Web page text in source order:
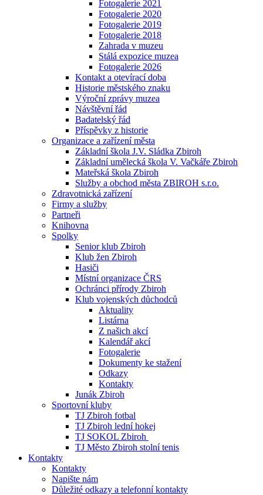
Fotogalerie 2021
Fotogalerie 2020
Fotogalerie 2019
Fotogalerie 2018
Zahrada v muzeu
Stálá expozice muzea
Fotogalerie 2026
Kontakt a otevírací doba
Historie městského znaku
Výroční zprávy muzea
Návštěvní řád
Badatelský řád
Příspěvky z historie
Organizace a zařízení města
Základní škola J.V. Sládka Zbiroh
Základní umělecká škola V. Vačkáře Zbiroh
Mateřská škola Zbiroh
Služby a obchod města ZBIROH s.r.o.
Zdravotnická zařízení
Firmy a služby
Partneři
Knihovna
Spolky
Senior klub Zbiroh
Klub žen Zbiroh
Hasiči
Místní organizace ČRS
Ochránci přírody Zbiroh
Klub vojenských důchodců
Aktuality
Listárna
Z našich akcí
Kalendář akcí
Fotogalerie
Dokumenty ke stažení
Odkazy
Kontakty
Junák Zbiroh
Sportovní kluby
TJ Zbiroh fotbal
TJ Zbiroh lední hokej
TJ SOKOL Zbiroh
TJ Město Zbiroh stolní tenis
Kontakty
Kontakty
Napište nám
Důležité odkazy a telefonní kontakty